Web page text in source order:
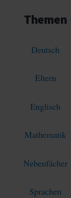
Themen
Deutsch
Eltern
Englisch
Mathematik
Nebenfächer
Sprachen